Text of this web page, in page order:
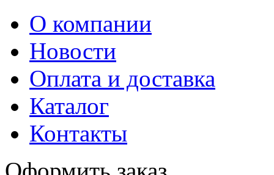
О компании
Новости
Оплата и доставка
Каталог
Контакты